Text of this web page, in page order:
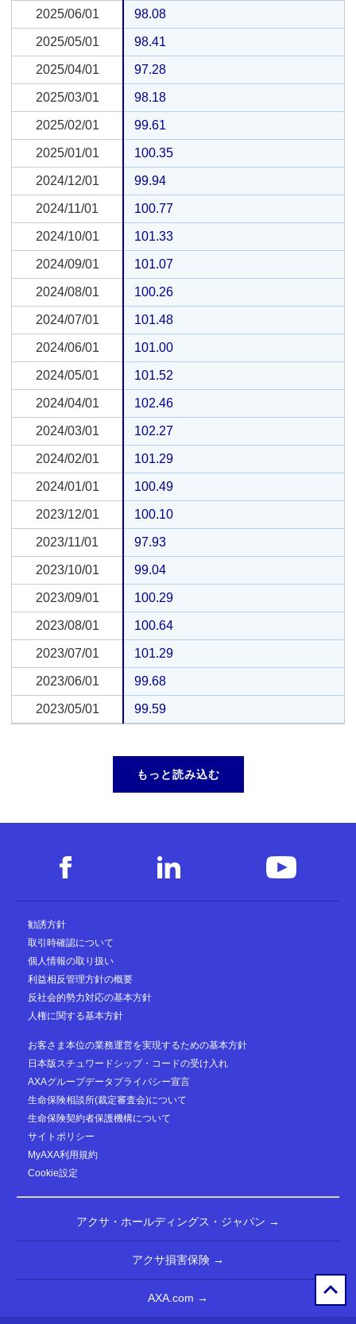
2025/06/01 98.08
2025/05/01 98.41
2025/04/01 97.28
2025/03/01 98.18
2025/02/01 99.61
2025/01/01 100.35
2024/12/01 99.94
2024/11/01 100.77
2024/10/01 101.33
2024/09/01 101.07
2024/08/01 100.26
2024/07/01 101.48
2024/06/01 101.00
2024/05/01 101.52
2024/04/01 102.46
2024/03/01 102.27
2024/02/01 101.29
2024/01/01 100.49
2023/12/01 100.10
2023/11/01 97.93
2023/10/01 99.04
2023/09/01 100.29
2023/08/01 100.64
2023/07/01 101.29
2023/06/01 99.68
2023/05/01 99.59
2025/06/01
2025/05/01
2025/04/01
2025/03/01
2025/02/01
2025/01/01
2024/12/01
2024/11/01
2024/10/01
2024/09/01
2024/08/01
2024/07/01
2024/06/01
2024/05/01
2024/04/01
2024/03/01
2024/02/01
2024/01/01
2023/12/01
2023/11/01
2023/10/01
2023/09/01
2023/08/01
2023/07/01
2023/06/01
2023/05/01
もっと読み込む
勧誘方針
取引時確認について
個人情報の取り扱い
利益相反管理方針の概要
反社会的勢力対応の基本方針
人権に関する基本方針
お客さま本位の業務運営を実現するための基本方針
日本版スチュワードシップ・コードの受け入れ
AXAグループデータプライバシー宣言
生命保険相談所(裁定審査会)について
生命保険契約者保護機構について
サイトポリシー
MyAXA利用規約
Cookie設定
アクサ・ホールディングス・ジャパン →
アクサ損害保険 →
AXA.com →